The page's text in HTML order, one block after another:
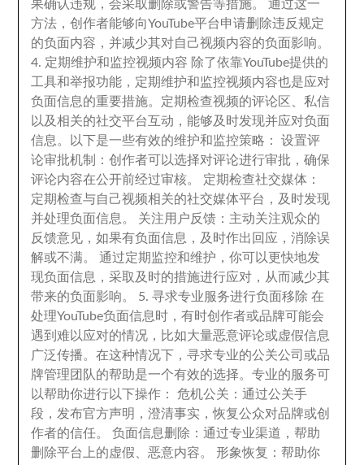
果确认违规 ，会采取删除或警告等措施。通过这一
方法 ，创作者能够向YouTube平台申请删除违反规定
的负面内容 ， 并减少其对自己视频内容的负面影响。
4. 定期维护和监控视频内容 除了依靠YouTube提供的
工具和举报功能 ， 定期维护和监控视频内容也是应对
负面信息的重要措施。 定期检查视频的评论区 、私信
以及相关的社交平台互动 ，能够及时发现并应对负面
信息 。 以下是一些有效的维护和监控策略 ：设置评
论审批机制
：创作者可以选择对评论进行审批 ，确保
评论内容在公开前经过审核。 定期检查社交媒体 ：
定期检查与自己视频相关的社交媒体平台 ， 及时发现
并处理负面信息 。 关注用户反馈 ： 主动关注观众的
反馈意见 ，如果有负面信息 ， 及时作出回应 ，消除误
解或不满。通过定期监控和维护 ，你可以更快地发
现负面信息 ，采取及时的措施进行应对 ， 从而减少其
带来的负面影响。 5.寻求专业服务进行负面移除 在
处理YouTube负面信息时 ，有时创作者或品牌可能会
遇到难以应对的情况 ， 比如大量恶意评论或虚假信息
广泛传播。在这种情况下 ，寻求专业的公关公司或品
牌管理团队的帮助是一个有效的选择。专业的服务可
以帮助你进行以下操作 ：危机公关 ：通过公关手
段 ， 发布官方声明 ，澄清事实 ，恢复公众对品牌或创
作者的信任。负面信息删除 ：通过专业渠道 ，帮助
删除平台上的虚假 、恶意内容。 形象恢复 ：帮助你